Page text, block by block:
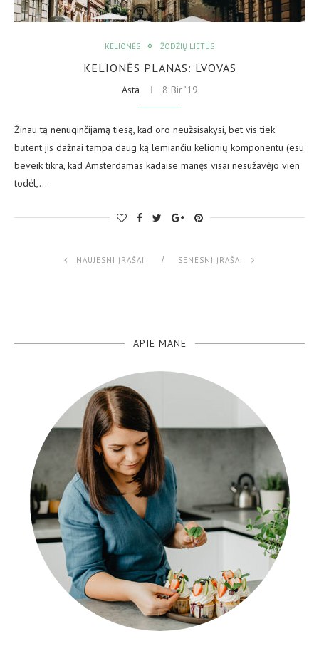
KELIONĖS ŽODŽIŲ LIETUS
KELIONĖS PLANAS: LVOVAS
Asta 8 Bir ’19
Žinau tą nenuginčijamą tiesą, kad oro neužsisakysi, bet vis tiek
būtent jis dažnai tampa daug ką lemiančiu kelionių komponentu (esu
beveik tikra, kad Amsterdamas kadaise manęs visai nesužavėjo vien
todėl,…
NAUJESNI ĮRAŠAI SENESNI ĮRAŠAI
APIE MANE